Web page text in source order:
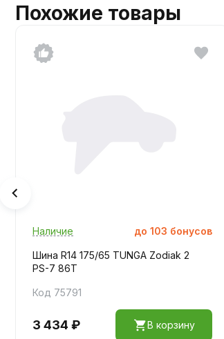
Похожие товары
Наличие до 103 бонусов
Шина R14 175/65 TUNGA Zodiak 2
PS-7 86T
Код 75791
3 434 ₽ В корзину